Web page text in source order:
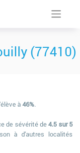
(77410)
à46%.
de sévérité de4.5 sur 5
à d'autres localités